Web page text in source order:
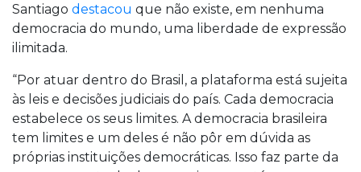
Santiago destacou que não existe, em nenhuma
democracia do mundo, uma liberdade de expressão
ilimitada.
“Por atuar dentro do Brasil, a plataforma está sujeita
às leis e decisões judiciais do país. Cada democracia
estabelece os seus limites. A democracia brasileira
tem limites e um deles é não pôr em dúvida as
próprias instituições democráticas. Isso faz parte da